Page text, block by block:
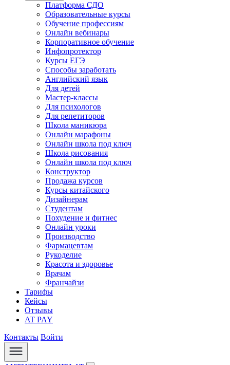
Платформа СДО
Образовательные курсы
Обучение профессиям
Онлайн вебинары
Корпоративное обучение
Инфопротектор
Курсы ЕГЭ
Способы заработать
Английский язык
Для детей
Мастер-классы
Для психологов
Для репетиторов
Школа маникюра
Онлайн марафоны
Онлайн школа под ключ
Школа рисования
Онлайн школа под ключ
Конструктор
Продажа курсов
Курсы китайского
Дизайнерам
Студентам
Похудение и фитнес
Онлайн уроки
Производство
Фармацевтам
Рукоделие
Красота и здоровье
Врачам
Франчайзи
Тарифы
Кейсы
Отзывы
AT PAY
Контакты Войти